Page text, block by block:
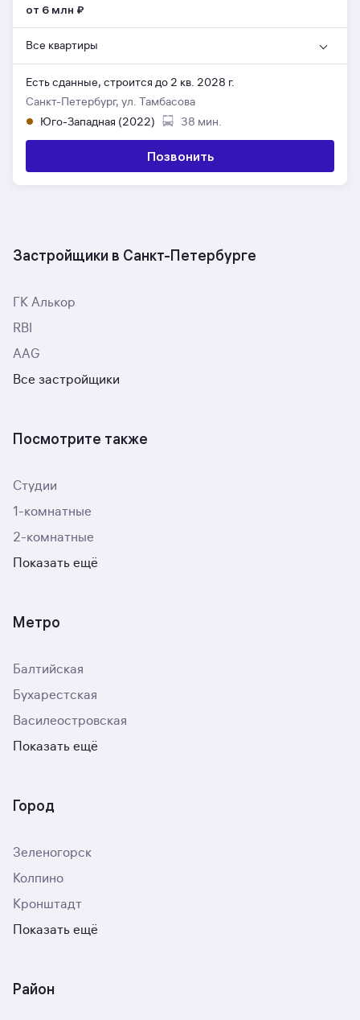
от 6 млн ₽
Все квартиры
Есть сданные, строится до 2 кв. 2028 г.
Санкт-Петербург, ул. Тамбасова
Юго-Западная (2022)
38 мин.
Позвонить
Застройщики в Санкт-Петербурге
ГК Алькор
RBI
AAG
Все застройщики
Посмотрите также
Студии
1-комнатные
2-комнатные
Показать ещё
Метро
Балтийская
Бухарестская
Василеостровская
Показать ещё
Город
Зеленогорск
Колпино
Кронштадт
Показать ещё
Район